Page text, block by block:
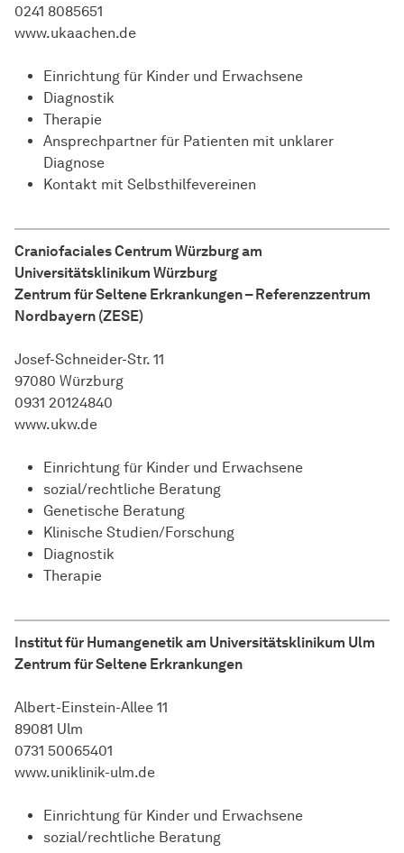
0241 8085651
www.ukaachen.de
Einrichtung für Kinder und Erwachsene
Diagnostik
Therapie
Ansprechpartner für Patienten mit unklarer
Diagnose
Kontakt mit Selbsthilfevereinen
Craniofaciales Centrum Würzburg am
Universitätsklinikum Würzburg
Zentrum für Seltene Erkrankungen – Referenzzentrum
Nordbayern (ZESE)
Josef-Schneider-Str. 11
97080 Würzburg
0931 20124840
www.ukw.de
Einrichtung für Kinder und Erwachsene
sozial/rechtliche Beratung
Genetische Beratung
Klinische Studien/Forschung
Diagnostik
Therapie
Institut für Humangenetik am Universitätsklinikum Ulm
Zentrum für Seltene Erkrankungen
Albert-Einstein-Allee 11
89081 Ulm
0731 50065401
www.uniklinik-ulm.de
Einrichtung für Kinder und Erwachsene
sozial/rechtliche Beratung